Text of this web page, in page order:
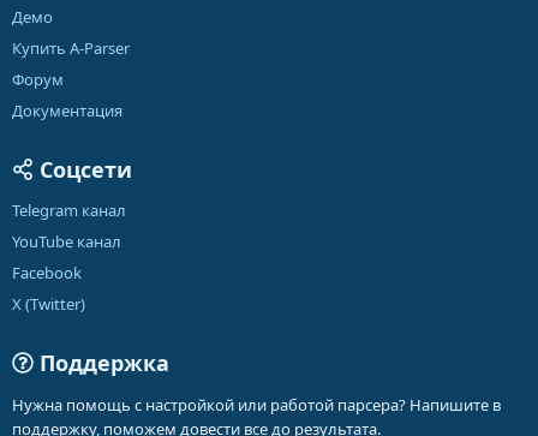
Демо
Купить A-Parser
Форум
Документация
Соцсети
Telegram канал
YouTube канал
Facebook
X (Twitter)
Поддержка
Нужна помощь с настройкой или работой парсера? Напишите в
поддержку, поможем довести все до результата.